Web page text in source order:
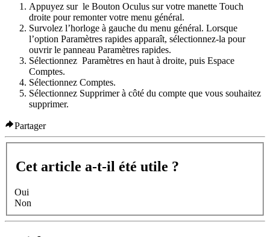
Appuyez sur le Bouton Oculus sur votre manette Touch
droite pour remonter votre menu général.
Survolez l’horloge à gauche du menu général. Lorsque
l’option Paramètres rapides apparaît, sélectionnez-la pour
ouvrir le panneau Paramètres rapides.
Sélectionnez Paramètres en haut à droite, puis Espace
Comptes.
Sélectionnez Comptes.
Sélectionnez Supprimerà côté du compte que vous souhaitez
supprimer.
Partager
Cet article a-t-il été utile ?
Oui
Non